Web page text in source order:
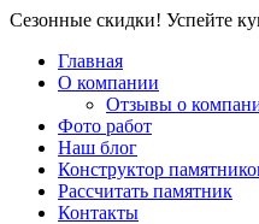
Сезонные скидки! Успейте
Главная
О компании
Отзывы о
Фото работ
Наш блог
Конструктор
Рассчитать памятник
Контакты